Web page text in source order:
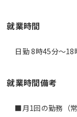
就業時間
日勤 8時45分〜18
就業時間備考